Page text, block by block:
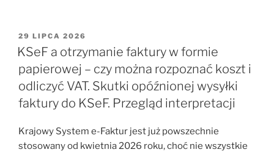
OPUBLIKOWANE
W
29 LIPCA 2026
KSeF a otrzymanie faktury w formie
papierowej – czy można rozpoznać koszt i
odliczyć VAT. Skutki opóźnionej wysyłki
faktury do KSeF. Przegląd interpretacji
Krajowy System e-Faktur jest już powszechnie
stosowany od kwietnia 2026 roku, choć nie wszystkie